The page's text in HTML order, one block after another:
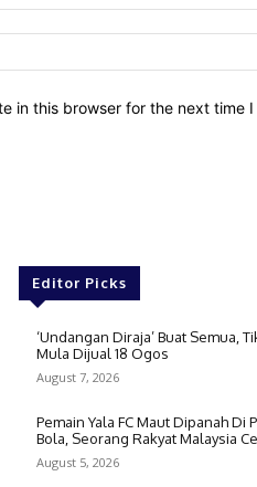
in this browser for the next time
Editor Picks
‘Undangan Diraja’ Buat Semua,
Mula Dijual 18 Ogos
August 7, 2026
Pemain Yala FC Maut Dipanah Di
Bola, Seorang Rakyat Malaysia
August 5, 2026